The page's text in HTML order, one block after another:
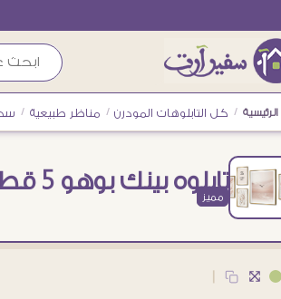
الرئيسية / كل التابلوهات المودرن / مناظر طبيعية /
تابلوه بينك بوهو 5 قطع جاليرى
مميز